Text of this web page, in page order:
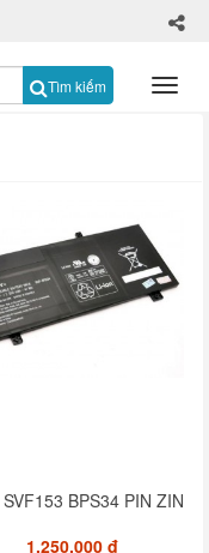
Tìm kiếm
×
BPS34 PIN ZIN
1.250.000 đ